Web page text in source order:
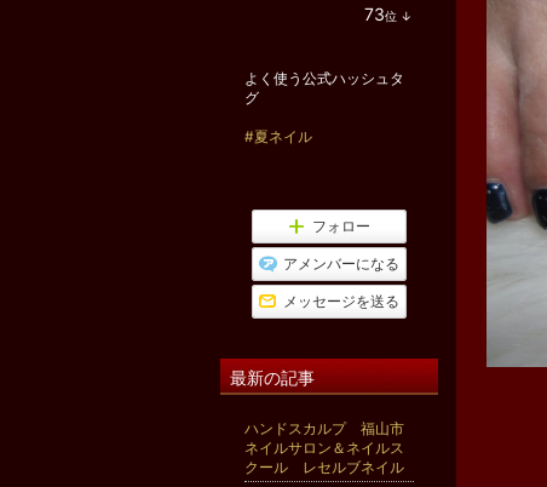
73位 ↓
よく使う公式ハッシュタ
グ
#夏ネイル
フォロー
アメンバーになる
メッセージを送る
最新の記事
ハンドスカルプ 福山市
ネイルサロン＆ネイルス
クール レセルブネイル